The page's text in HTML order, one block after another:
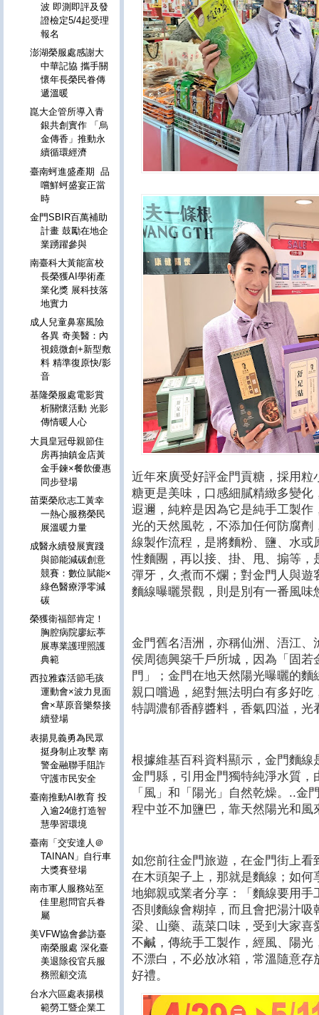
近年來廣受好評金門貢糖，採用
糖更是美味，口感細膩精緻多變
遐邇，純粹是因為它是純手工製
光的天然風乾，不添加任何防腐
線製作流程，是將麵粉、鹽、水
性麵團，再以接、掛、甩、搧等
彈牙，久煮而不爛；對金門人與
麵線曝曬景觀，則是別有一番風
金門舊名浯洲，亦稱仙洲、浯江
侯周德興築千戶所城，因為「固
門」；金門在地天然陽光曝曬的
親口嚐過，絕對無法明白有多好
特調濃郁香醇醬料，香氣四溢，光
根據維基百科資料顯示，金門麵
金門縣，引用金門獨特純淨水質
「風」和「陽光」自然乾燥。..金
程中並不加鹽巴，靠天然陽光和
如您前往金門旅遊，在金門街上
在木頭架子上，那就是麵線；如
地鄉親或業者分享：「麵線要用
否則麵線會糊掉，而且會把湯汁
梁、山藥、蔬菜口味，受到大家
不鹹，傳統手工製作，經風、陽
不漂白，不必放冰箱，常溫隨意
好禮。
波 即測即評及發
證檢定5/4起受理
報名
澎湖榮服處感謝大
中華記協 攜手關
懷年長榮民眷傳
遞溫暖
崑大企管所導入青
銀共創實作 「烏
金傳香」推動永
續循環經濟
臺南蚵進盛產期 品
嚐鮮蚵盛宴正當
時
金門SBIR百萬補助
計畫 鼓勵在地企
業踴躍參與
南臺科大黃能富校
長榮獲AI學術產
業化獎 展科技落
地實力
成人兒童鼻塞風險
各異 奇美醫：內
視鏡微創+新型敷
料 精準復原快/影
音
基隆榮服處電影賞
析關懷活動 光影
傳情暖人心
大員皇冠母親節住
房再抽鎮金店黃
金手鍊×餐飲優惠
同步登場
苗栗榮欣志工黃幸
一熱心服務榮民
展溫暖力量
成醫永續發展實踐
與節能減碳創意
競賽：數位賦能×
綠色醫療淨零減
碳
榮獲衛福部肯定！
胸腔病院廖紜葶
展專業護理照護
典範
西拉雅森活節毛孩
運動會×波力見面
會×草原音樂祭接
續登場
表揚見義勇為民眾
挺身制止攻擊 南
警金融聯手阻詐
守護市民安全
臺南推動AI教育 投
入逾24億打造智
慧學習環境
臺南「交安達人＠
TAINAN」自行車
大獎賽登場
南市軍人服務站至
佳里慰問官兵眷
屬
美VFW協會參訪臺
南榮服處 深化臺
美退除役官兵服
務照顧交流
台水六區處表揚模
範勞工暨企業工